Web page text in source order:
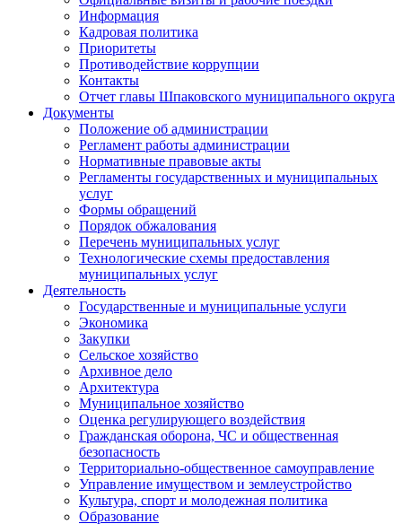
Информация
Кадровая политика
Приоритеты
Противодействие коррупции
Контакты
Отчет главы Шпаковского муниципального округа
Документы
Положение об администрации
Регламент работы администрации
Нормативные правовые акты
Регламенты государственных и муниципальных
услуг
Формы обращений
Порядок обжалования
Перечень муниципальных услуг
Технологические схемы предоставления
муниципальных услуг
Деятельность
Государственные и муниципальные услуги
Экономика
Закупки
Сельское хозяйство
Архивное дело
Архитектура
Муниципальное хозяйство
Оценка регулирующего воздействия
Гражданская оборона, ЧС и общественная
безопасность
Территориально-общественное самоуправление
Управление имуществом и землеустройство
Культура, спорт и молодежная политика
Образование